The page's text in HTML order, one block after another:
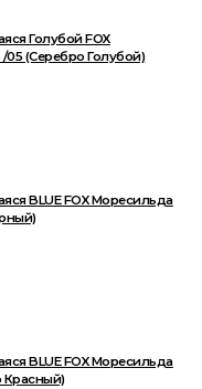
Голубой FOX
(Серебро Голубой)
BLUE FOX Моресильда
BLUE FOX Моресильда
Красный)